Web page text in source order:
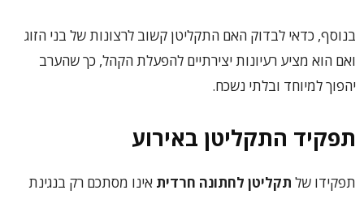
בנוסף, כדאי לבדוק האם התקליטן קשוב לרצונות של בני הזוג
ואם הוא מציע רעיונות יצירתיים להפעלת הקהל, כך שהערב
יהפוך למיוחד ובלתי נשכח.
תפקיד התקליטן באירוע
תפקידו של תקליטן לחתונה חרדית אינו מסתכם רק בנגינת